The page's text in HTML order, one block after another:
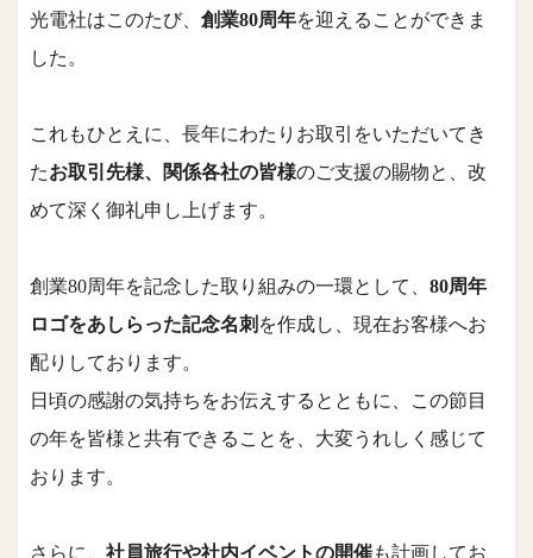
光電社はこのたび、 創業80周年を迎えることができま
した。
これもひとえに、長年にわたりお取引をいただいてき
たお取引先様、関係各社の皆様のご支援の賜物と、改
めて深く御礼申し上げます。
創業80周年を記念した取り組みの一環として、 80周年
ロゴをあしらった記念名刺 を作成し、現在お客様へお
配りしております。
日頃の感謝の気持ちをお伝えするとともに、この節目
の年を皆様と共有できることを、大変うれしく感じて
おります。
さらに、 社員旅行や社内イベントの開催も計画してお